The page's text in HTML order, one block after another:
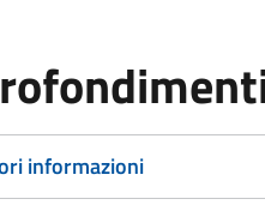
informazioni